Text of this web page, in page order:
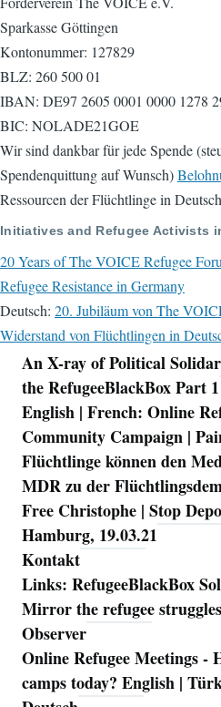
Sparkasse Göttingen
Kontonummer: 127829
BLZ: 260 500 01
IBAN: DE97 2605 0001 0000 1278
BIC: NOLADE21GOE
Wir sind dankbar für jede Spende
Spendenquittung auf Wunsch)
Ressourcen der Flüchtlinge in
Initiatives and Refugee Activists
20 Years of The VOICE Refugee
Refugee Resistance in Germany
Deutsch: 20. Jubiläum von The
Widerstand von Flüchtlingen in
Navigation
An X-ray of Political
the RefugeeBlackBox Part 1
English | French: Online
Community Campaign |
Flüchtlinge können den
MDR zu der
Free Christophe | Stop
Hamburg, 19.03.21
Kontakt
Links: RefugeeBlackBox
Mirror the refugee
Observer
Online Refugee Meetings -
camps today? English |